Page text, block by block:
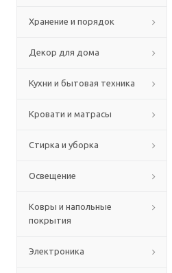
Хранение и порядок
Декор для дома
Кухни и бытовая техника
Кровати и матрасы
Стирка и уборка
Освещение
Ковры и напольные
покрытия
Электроника